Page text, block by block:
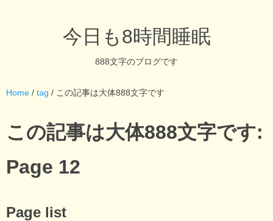
今日も8時間睡眠
888文字のブログです
Home / tag / この記事は大体888文字です
この記事は大体888文字です:
Page 12
Page list